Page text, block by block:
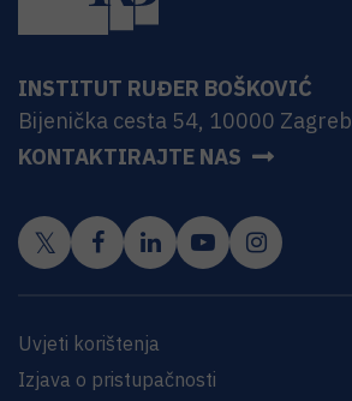
INSTITUT RUĐER BOŠKOVIĆ
Bijenička cesta 54, 10000 Zagreb
KONTAKTIRAJTE NAS
Uvjeti korištenja
Izjava o pristupačnosti